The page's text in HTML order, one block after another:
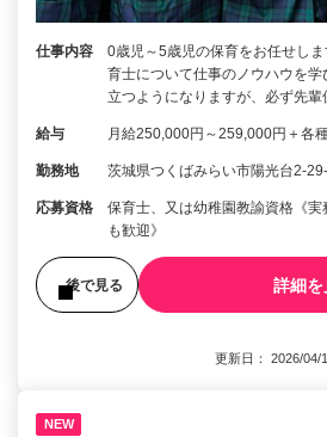
仕事内容
0歳児～5歳児の保育をお任せし
育士について仕事のノウハウを
立つようになりますが、必ず先
給与 月給250,000円～259,000円＋各
勤務地 茨城県つくばみらい市陽光台2-
応募資格
保育士、又は幼稚園教諭資格《
も歓迎》
後で見る 詳細を
更新日： 2026/
NEW